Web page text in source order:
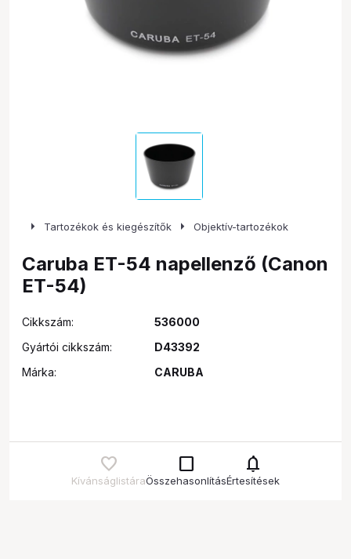
arrow_right Tartozékok és kiegészítők arrow_right Objektív-tartozékok
Caruba ET-54 napellenző (Canon
ET-54)
Cikkszám:
536000
Gyártói cikkszám:
D43392
Márka:
CARUBA
Kívánságlistára
check_box_outline_blank
Összehasonlítás
notifications
Értesítések